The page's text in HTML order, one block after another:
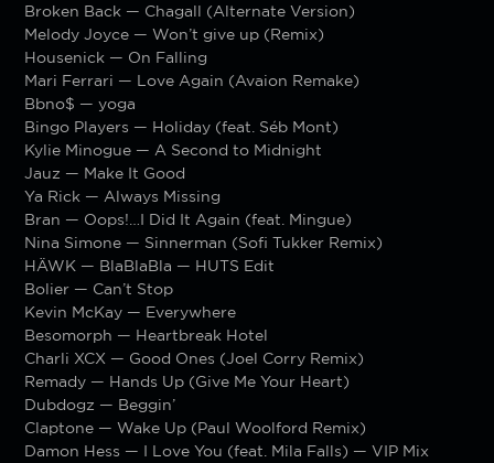
Broken Back — Chagall (Alternate Version)
Melody Joyce — Won’t give up (Remix)
Housenick — On Falling
Mari Ferrari — Love Again (Avaion Remake)
Bbno$ — yoga
Bingo Players — Holiday (feat. Séb Mont)
Kylie Minogue — A Second to Midnight
Jauz — Make It Good
Ya Rick — Always Missing
Bran — Oops!…I Did It Again (feat. Mingue)
Nina Simone — Sinnerman (Sofi Tukker Remix)
HÄWK — BlaBlaBla — HUTS Edit
Bolier — Can’t Stop
Kevin McKay — Everywhere
Besomorph — Heartbreak Hotel
Charli XCX — Good Ones (Joel Corry Remix)
Remady — Hands Up (Give Me Your Heart)
Dubdogz — Beggin’
Claptone — Wake Up (Paul Woolford Remix)
Damon Hess — I Love You (feat. Mila Falls) — VIP Mix